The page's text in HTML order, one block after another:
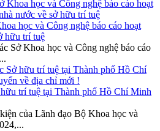
học và Công nghệ báo cáo hoạt
hữu trí tuệ
Sở Khoa học và Công nghệ báo cáo
trí tuệ tại Thành phố Hồ Chí Minh
của Lãnh đạo Bộ Khoa học và